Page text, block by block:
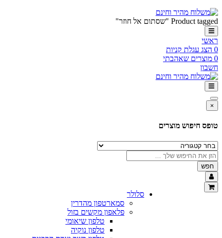
Product tagged "שסתום אל חוזר"
ראשי
0 הצג עגלת קניות
0 מוצרים שאהבתי
חשבון
×
טופס חיפוש מוצרים
חפש
סלולר
סמארטפון מהדרין
פלאפון מקשים בזול
טלפון שיאומי
טלפון נוקיה